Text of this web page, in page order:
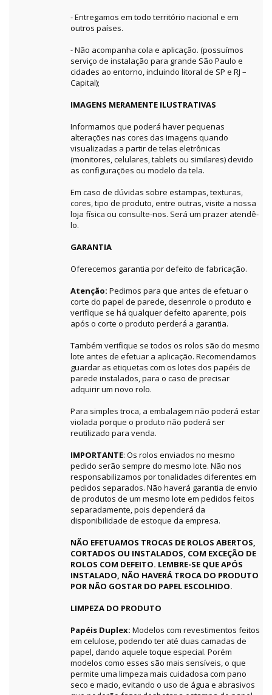
- Entregamos em todo território nacional e em
outros países.
- Não acompanha cola e aplicação. (possuímos
serviço de instalação para grande São Paulo e
cidades ao entorno, incluindo litoral de SP e RJ –
Capital);
IMAGENS MERAMENTE ILUSTRATIVAS
Informamos que poderá haver pequenas
alterações nas cores das imagens quando
visualizadas a partir de telas eletrônicas
(monitores, celulares, tablets ou similares) devido
as configurações ou modelo da tela.
Em caso de dúvidas sobre estampas, texturas,
cores, tipo de produto, entre outras, visite a nossa
loja física ou consulte-nos. Será um prazer atendê-
lo.
GARANTIA
Oferecemos garantia por defeito de fabricação.
Atenção: Pedimos para que antes de efetuar o
corte do papel de parede, desenrole o produto e
verifique se há qualquer defeito aparente, pois
após o corte o produto perderá a garantia.
Também verifique se todos os rolos são do mesmo
lote antes de efetuar a aplicação. Recomendamos
guardar as etiquetas com os lotes dos papéis de
parede instalados, para o caso de precisar
adquirir um novo rolo.
Para simples troca, a embalagem não poderá estar
violada porque o produto não poderá ser
reutilizado para venda.
IMPORTANTE: Os rolos enviados no mesmo
pedido serão sempre do mesmo lote. Não nos
responsabilizamos por tonalidades diferentes em
pedidos separados. Não haverá garantia de envio
de produtos de um mesmo lote em pedidos feitos
separadamente, pois dependerá da
disponibilidade de estoque da empresa.
NÃO EFETUAMOS TROCAS DE ROLOS ABERTOS,
CORTADOS OU INSTALADOS, COM EXCEÇÃO DE
ROLOS COM DEFEITO. LEMBRE-SE QUE APÓS
INSTALADO, NÃO HAVERÁ TROCA DO PRODUTO
POR NÃO GOSTAR DO PAPEL ESCOLHIDO.
LIMPEZA DO PRODUTO
Papéis Duplex: Modelos com revestimentos feitos
em celulose, podendo ter até duas camadas de
papel, dando aquele toque especial. Porém
modelos como esses são mais sensíveis, o que
permite uma limpeza mais cuidadosa com pano
seco e macio, evitando o uso de água e abrasivos